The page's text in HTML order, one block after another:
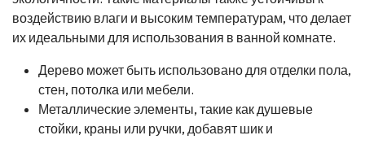
воздействию влаги и высоким температурам, что делает
их идеальными для использования в ванной комнате.
Дерево может быть использовано для отделки пола,
стен, потолка или мебели.
Металлические элементы, такие как душевые
стойки, краны или ручки, добавят шик и